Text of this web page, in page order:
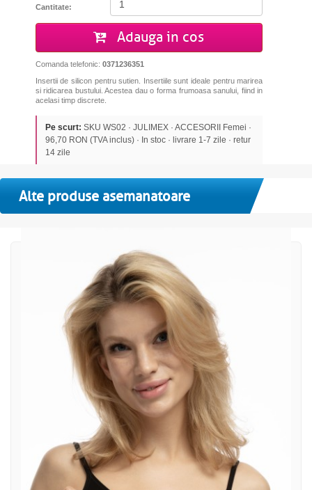
Cantitate:
Adauga in cos
Comanda telefonic: 0371236351
Insertii de silicon pentru sutien. Insertiile sunt ideale pentru marirea
si ridicarea bustului. Acestea dau o forma frumoasa sanului, fiind in
acelasi timp discrete.
Pe scurt: SKU WS02 · JULIMEX · ACCESORII Femei ·
96,70 RON (TVA inclus) · In stoc · livrare 1-7 zile · retur
14 zile
Alte produse asemanatoare